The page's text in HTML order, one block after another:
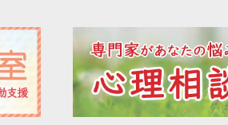
2022年04月
2022年03月
2022年02月
2022年01月